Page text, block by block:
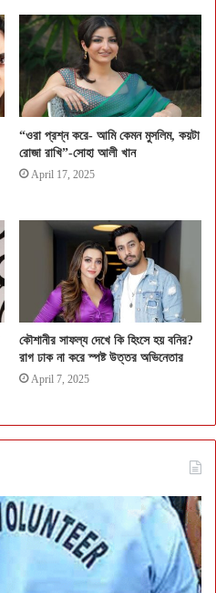
“ওরা প্রশ্ন করে- আমি কেমন মুসলিম, কয়টা
রোজা রাখি”-সোহা আলী খান
April 17, 2025
কৌশানীর সাফল্য দেখে কি হিংসে হয় বনির?
রাগ ঢাক না করে স্পষ্ট উত্তর অভিনেতার
April 7, 2025